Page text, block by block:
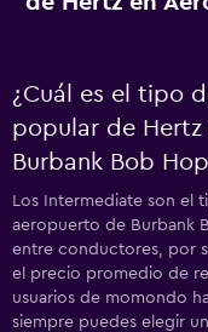
¿Cuál es el tipo
popular de
Burbank Bob
Los Intermediate son el
aeropuerto de Burbank
entre conductores, por
el precio promedio de
usuarios de momondo
siempre puedes elegir